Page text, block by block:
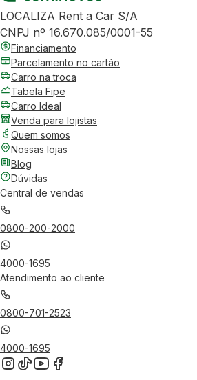
LOCALIZA Rent a Car S/A
CNPJ nº 16.670.085/0001-55
Financiamento
Parcelamento no cartão
Carro na troca
Tabela Fipe
Carro Ideal
Venda para lojistas
Quem somos
Nossas lojas
Blog
Dúvidas
Central de vendas
0800-200-2000
4000-1695
Atendimento ao cliente
0800-701-2523
4000-1695